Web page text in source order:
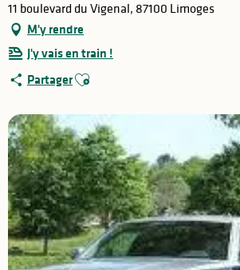
11 boulevard du Vigenal, 87100 Limoges
M'y rendre
J'y vais en train !
PartagerAjouter aux favoris